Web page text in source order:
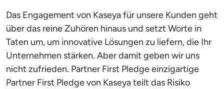
Das Engagement von Kaseya für unsere Kunden geht
über das reine Zuhören hinaus und setzt Worte in
Taten um, um innovative Lösungen zu liefern, die Ihr
Unternehmen stärken. Aber damit geben wir uns
nicht zufrieden. Partner First Pledge einzigartige
Partner First Pledge von Kaseya teilt das Risiko